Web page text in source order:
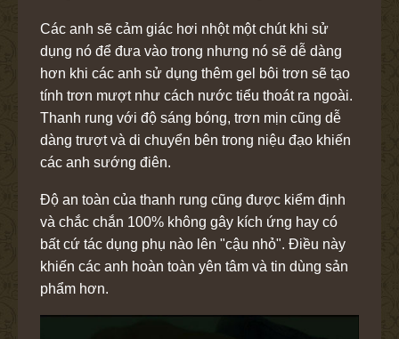
Các anh sẽ cảm giác hơi nhột một chút khi sử
dụng nó để đưa vào trong nhưng nó sẽ dễ dàng
hơn khi các anh sử dụng thêm gel bôi trơn sẽ tạo
tính trơn mượt như cách nước tiểu thoát ra ngoài.
Thanh rung với độ sáng bóng, trơn mịn cũng dễ
dàng trượt và di chuyển bên trong niệu đạo khiến
các anh sướng điên.
Độ an toàn của thanh rung cũng được kiểm định
và chắc chắn 100% không gây kích ứng hay có
bất cứ tác dụng phụ nào lên "cậu nhỏ". Điều này
khiến các anh hoàn toàn yên tâm và tin dùng sản
phẩm hơn.